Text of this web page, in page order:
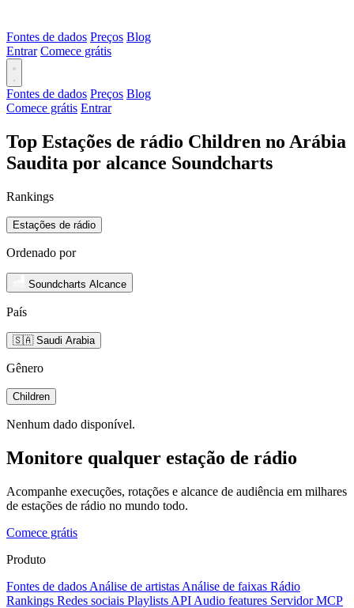
Fontes de dados Preços Blog
Entrar Comece grátis
Fontes de dados Preços Blog
Comece grátis Entrar
Top Estações de rádio Children no Arábia
Saudita por alcance Soundcharts
Rankings
Estações de rádio
Ordenado por
Soundcharts Alcance
País
🇸🇦 Saudi Arabia
Gênero
Children
Nenhum dado disponível.
Monitore qualquer estação de rádio
Acompanhe execuções, rotações e alcance de audiência em milhares
de estações de rádio no mundo todo.
Comece grátis
Produto
Fontes de dados Análise de artistas Análise de faixas Rádio
Rankings Redes sociais Playlists API Audio features Servidor MCP